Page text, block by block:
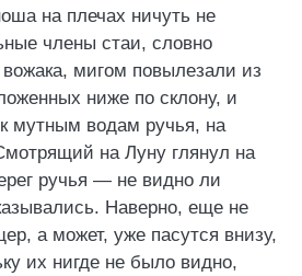
на плечах ничуть не
члены стаи, словно
мигом повылезали из
ниже по склону, и
мутным водам ручья, на
на Луну глянул на
ручья — не видно ли
Наверно, еще не
а может, уже пасутся внизу,
их нигде не было видно,